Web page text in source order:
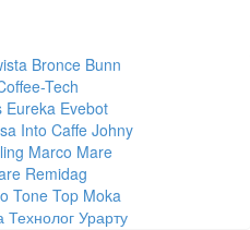
Bronce Bunn
Tech
Eureka Evebot
Into Caffe Johny
Marco Mare
Remidag
Tone Top Moka
Технолог Урарту